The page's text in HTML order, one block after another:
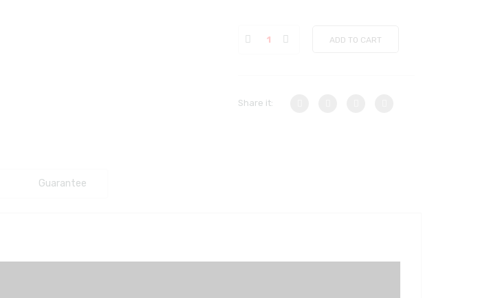
ADD TO CART
Share it:
Guarantee